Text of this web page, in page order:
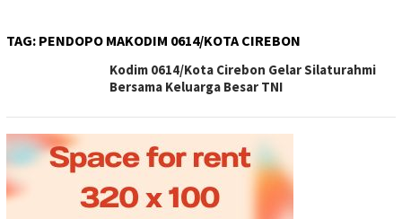
TAG: PENDOPO MAKODIM 0614/KOTA CIREBON
Kodim 0614/Kota Cirebon Gelar Silaturahmi
Bersama Keluarga Besar TNI